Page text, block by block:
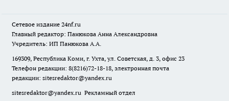
Сетевое издание 24nf.ru
Главный редактор: Панюкова Анна Александровна
Учредитель: ИП Панюкова А.А.
169309, Республика Коми, г. Ухта, ул. Советская, д. 3, офис 23
Телефон редакции: 8(8216)72-18-18, электронная почта
редакции: sitesredaktor@yandex.ru
sitesredaktor@yandex.ru Рекламный отдел